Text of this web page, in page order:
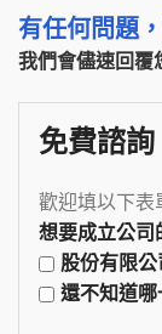
有任何問題
我們會儘速回覆
免費諮詢
歡迎填以下表
想要成立公司
股份有限公
還不知道哪